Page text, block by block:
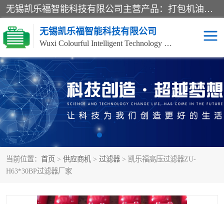
无锡凯乐福智能科技有限公司主营产品：打包机油泵、风冷式油冷却器、液压阀、液压泵、冷却器、过滤器及气动元器件。公司主导生产齿轮泵、齿轮马达、液压阀等产品。共计100多个系列、3000余种规格。覆盖了液压系统的动力元件、控制元件和执行元件，具备较强的成套供货、服务能力。
无锡凯乐福智能科技有限公司
Wuxi Colourful Intelligent Technology Co., Ltd
当前位置： 首页 > 供应商机 > 过滤器 > 凯乐福高压过滤器ZU-
H63*30BP过滤器厂家
齿轮泵 机床冷却泵
风冷式油冷却器 叶片泵
液压马达
柱塞泵 方向阀